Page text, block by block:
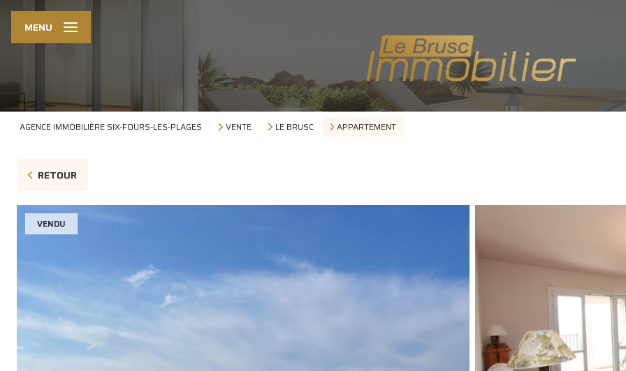
MENU
AGENCE IMMOBILIÈRE SIX-FOURS-LES-PLAGES VENTE LE BRUSC APPARTEMENT
RETOUR
VENDU